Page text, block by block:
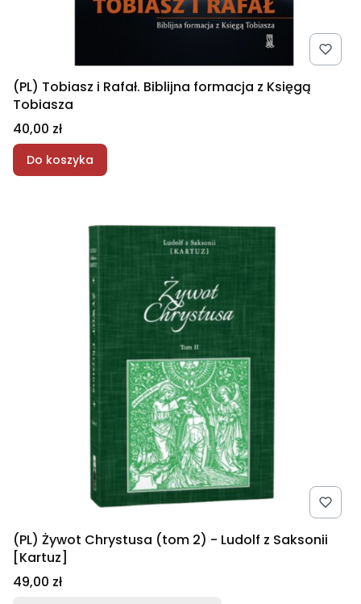
(PL) Tobiasz i Rafał. Biblijna formacja z Księgą
Tobiasza
Cena
40,00 zł
Do koszyka
(PL) Żywot Chrystusa (tom 2) - Ludolf z Saksonii
[Kartuz]
Cena
49,00 zł